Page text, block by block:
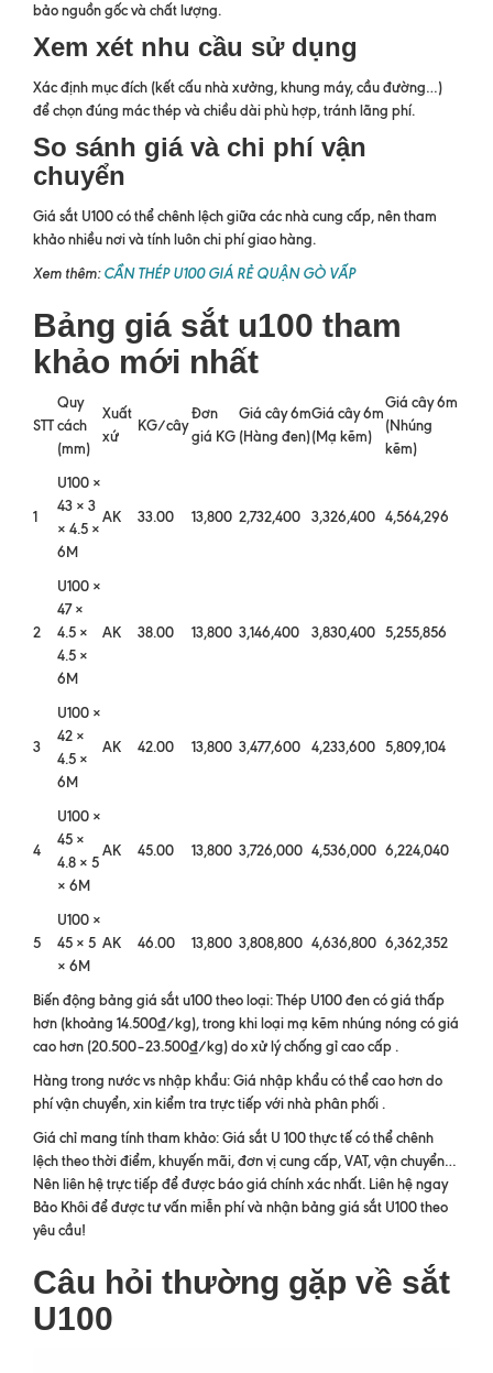
bảo nguồn gốc và chất lượng.
Xem xét nhu cầu sử dụng
Xác định mục đích (kết cấu nhà xưởng, khung máy, cầu đường…)
để chọn đúng mác thép và chiều dài phù hợp, tránh lãng phí.
So sánh giá và chi phí vận
chuyển
Giá sắt U100 có thể chênh lệch giữa các nhà cung cấp, nên tham
khảo nhiều nơi và tính luôn chi phí giao hàng.
Xem thêm:CẦN THÉP U100 GIÁ RẺ QUẬN GÒ VẤP
Bảng giá sắt u100 tham
khảo mới nhất
STT
Quy
cách
(mm)
Xuất
xứ
KG/cây
Đơn
giá KG
Giá cây 6m
(Hàng đen)
Giá cây 6m
(Mạ kẽm)
Giá cây 6m
(Nhúng
kẽm)
1
U100 ×
43 × 3
× 4.5 ×
6M
AK 33.00 13,800 2,732,400 3,326,400 4,564,296
2
U100 ×
47 ×
4.5 ×
4.5 ×
6M
AK 38.00 13,800 3,146,400 3,830,400 5,255,856
3
U100 ×
42 ×
4.5 ×
6M
AK 42.00 13,800 3,477,600 4,233,600 5,809,104
4
U100 ×
45 ×
4.8 × 5
× 6M
AK 45.00 13,800 3,726,000 4,536,000 6,224,040
5
U100 ×
45 × 5
× 6M
AK 46.00 13,800 3,808,800 4,636,800 6,362,352
Biến động bảng giá sắt u100 theo loại: Thép U100 đen có giá thấp
hơn (khoảng 14.500₫/kg), trong khi loại mạ kẽm nhúng nóng có giá
cao hơn (20.500–23.500₫/kg) do xử lý chống gỉ cao cấp .
Hàng trong nước vs nhập khẩu: Giá nhập khẩu có thể cao hơn do
phí vận chuyển, xin kiểm tra trực tiếp với nhà phân phối .
Giá chỉ mang tính tham khảo: Giá sắt U 100 thực tế có thể chênh
lệch theo thời điểm, khuyến mãi, đơn vị cung cấp, VAT, vận chuyển…
Nên liên hệ trực tiếp để được báo giá chính xác nhất. Liên hệ ngay
Bảo Khôi để được tư vấn miễn phí và nhận bảng giá sắt U100 theo
yêu cầu!
Câu hỏi thường gặp về sắt
U100